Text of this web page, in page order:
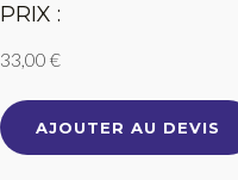
PRIX :
33,00 €
AJOUTER AU DEVIS